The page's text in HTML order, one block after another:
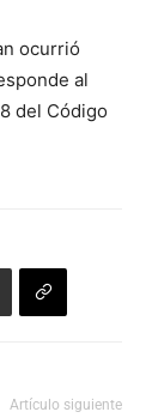
ocurrió
al
del Código
Artículo siguiente